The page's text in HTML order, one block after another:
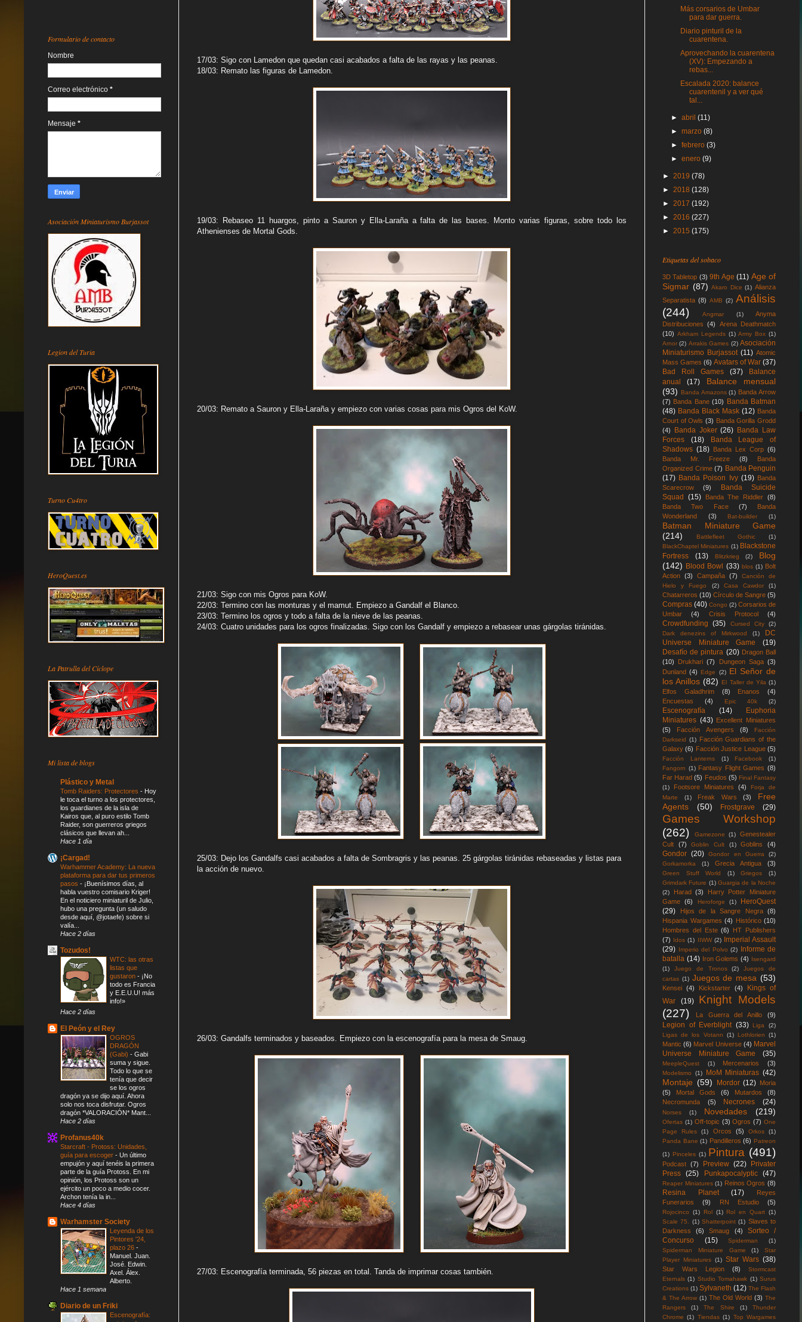
17/03: Sigo con Lamedon que quedan casi acabados a falta de las rayas y las peanas.
18/03: Remato las figuras de Lamedon.
19/03: Rebaseo 11 huargos, pinto a Sauron y Ella-Laraña a falta de las bases. Monto varias figuras, sobre todo los
Athenienses de Mortal Gods.
20/03: Remato a Sauron y Ella-Laraña y empiezo con varias cosas para mis Ogros del KoW.
21/03: Sigo con mis Ogros para KoW.
22/03: Termino con las monturas y el mamut. Empiezo a Gandalf el Blanco.
23/03: Termino los ogros y todo a falta de la nieve de las peanas.
24/03: Cuatro unidades para los ogros finalizadas. Sigo con los Gandalf y empiezo a rebasear unas gárgolas tiránidas.
25/03: Dejo los Gandalfs casi acabados a falta de Sombragris y las peanas. 25 gárgolas tiránidas rebaseadas y listas para
la acción de nuevo.
26/03: Gandalfs terminados y baseados. Empiezo con la escenografía para la mesa de Smaug.
27/03: Escenografía terminada, 56 piezas en total. Tanda de imprimar cosas también.
Formulario de contacto
Nombre
Correo electrónico *
Mensaje *
Asociación Miniaturismo Burjassot
Legion del Turia
Turno Cu4tro
HeroQuest.es
La Patrulla del Cíclope
Mi lista de blogs
Plástico y Metal
Tomb Raiders: Protectores - Hoy
le toca el turno a los protectores,
los guardianes de la isla de
Kairos que, al puro estilo Tomb
Raider, son guerreros griegos
clásicos que llevan ah...
Hace 1 día
¡Cargad!
Warhammer Academy: La nueva
plataforma para dar tus primeros
pasos - ¡Buenísimos días, al
habla vuestro comisario Kriger!
En el noticiero miniaturil de Julio,
hubo una pregunta (un saludo
desde aquí, @jotaefe) sobre si
valía...
Hace 2 días
Tozudos!
WTC: las otras
listas que
gustaron - ¡No
todo es Francia
y E.E.U.U! más
info!»
Hace 2 días
El Peón y el Rey
OGROS
DRAGÓN
(Gabi) - Gabi
suma y sigue.
Todo lo que se
tenía que decir
se los ogros
dragón ya se dijo aquí. Ahora
solo nos toca disfrutar. Ogros
dragón *VALORACIÓN* Mant...
Hace 2 días
Profanus40k
Starcraft - Protoss: Unidades,
guía para escoger - Un último
empujón y aquí tenéis la primera
parte de la guía Protoss. En mi
opinión, los Protoss son un
ejército un poco a medio cocer.
Archon tenía la in...
Hace 4 días
Warhamster Society
Leyenda de los
Pintores '24,
plazo 26 -
Manuel. Juan.
José. Edwin.
Axel. Álex.
Alberto.
Hace 1 semana
Diario de un Friki
Escenografía:
Más corsarios de Umbar
para dar guerra.
Diario pinturil de la
cuarentena.
Aprovechando la cuarentena
(XV): Empezando a
rebas...
Escalada 2020: balance
cuarentenil y a ver qué
tal...
►abril(11)
►marzo(8)
►febrero(3)
►enero(9)
► 2019 (78)
► 2018 (128)
► 2017 (192)
► 2016 (227)
► 2015 (175)
Etiquetas del sobaco
3D Tabletop (3) 9th Age (11) Age of
Sigmar (87) Akaro Dice (1) Alianza
Separatista (8) AMB (2) Análisis
(244)
Angmar (1)
Anyma
Distribuciones
(4)
Arena Deathmatch
(10) Arkham Legends (1) Army Box (1)
Arnor (2) Arrakis Games (2) Asociación
Miniaturismo Burjassot (11) Atomic
Mass Games (6) Avatars of War (37)
Bad Roll Games
(37)
Balance
anual
(17)
Balance mensual
(93)
Banda Amazons (1) Banda Arrow
(7) Banda Bane (10)
Banda Batman
(48) Banda Black Mask (12) Banda
Court of Owls (3) Banda Gorilla Grodd
(4)
Banda Joker (26) Banda Law
Forces
(18)
Banda League of
Shadows (18) Banda Lex Corp (6)
Banda Mr. Freeze
(8)
Banda
Organized Crime (7) Banda Penguin
(17) Banda Poison Ivy (19) Banda
Scarecrow
(9)
Banda Suicide
Squad
(15) Banda The Riddler (8)
Banda Two Face
(7)
Banda
Wonderland
(3) Bat-builder (1)
Batman Miniature Game
(214)
Battlefleet Gothic
(1)
BlackChaptel Miniatures (1) Blackstone
Fortress
(13) Blitzkrieg (2)
Blog
(142) Blood Bowl (33) blos (1) Bolt
Action (3) Campaña (7)
Canción de
Hielo y Fuego
(2) Casa Cawdor (1)
Chatarreros (10) Círculo de Sangre (5)
Compras (40) Congo (2) Corsarios de
Umbar
(4) Crisis Protocol (4)
Crowdfunding (35) Cursed City
(2)
Dark denezins of Mirkwood
(1)
DC
Universe Miniature Game
(19)
Desafío de pintura (20) Dragon Ball
(10)
Drukhari (7) Dungeon Saga (3)
Dunland (4) Edge (2) El Señor de
los Anillos (82) El Taller de Yila (1)
Elfos Galadhrim (8) Enanos
(4)
Encuestas
(4) Epic 40k (2)
Escenografía (14)
Euphoria
Miniatures (43) Excellent Miniatures
(5)
Facción Avengers (8)
Facción
Darkseid (1) Facción Guardians of the
Galaxy (6) Facción Justice League (5)
Facción Lanterns (1) Facebook
(1)
Fangorn (1) Fantasy Flight Games (8)
Far Harad (5) Feudos (5) Final Fantasy
(1)
Footsore Miniatures (4)
Forja de
Marte
(1) Freak Wars (3)
Free
Agents
(50) Frostgrave (29)
Games Workshop
(262)
Gamezone (1)
Genestealer
Cult
(7) Goblin Cult (1) Goblins (4)
Gondor (20) Gondor en Guerra
(2)
Gorkamorka
(1) Grecia Antigua (3)
Green Stuff World (1) Griegos
(1)
Grimdark Future (1) Guargia de la Noche
(2)
Harad (3)
Harry Potter Miniature
Game
(6) Heroforge (1)
HeroQuest
(29)
Hijos de la Sangre Negra
(8)
Hispania Wargames (4) Histórico (10)
Hombres del Este (6)
HT Publishers
(7) Idos (1) IIWW (2)
Imperial Assault
(29) Imperio del Polvo (2)
Informe de
batalla (14) Iron Golems (4) Isengard
(1)
Juego de Tronos (2)
Juegos de
cartas (1) Juegos de mesa (53)
Kensei (4) Kickstarter (4)
Kings of
War
(19)
Knight Models
(227)
La Guerra del Anillo (9)
Legion of Everblight (33) Liga
(2)
Ligas de los Votann
(1) Lothlorien (1)
Mantic (6) Marvel Universe (4) Marvel
Universe Miniature Game
(35)
MeepleQuest (1) Mercenarios (3)
Modelismo (1) MoM Miniaturas (42)
Montaje (59) Mordor (12) Moria
(5)
Mortal Gods (6) Mutardos
(8)
Necromunda
(5) Necrones (24)
Norses (1) Novedades (219)
Ofertas (1) Off-topic (3) Ogros (7) One
Page Rules
(1) Orcos (5) Orkos
(1)
Panda Bane (1) Pandilleros (6) Patreon
(1) Pinceles (1) Pintura (491)
Podcast (7) Preview (22)
Privater
Press (25) Punkapocalyptic (47)
Reaper Miniatures (1) Reinos Ogros (8)
Resina Planet (17)
Reyes
Funerarios
(9) RN Estudio (5)
Rojocinco (1) Rol (1) Rol en Quart (1)
Scale 75.
(1) Shatterpoint (1) Slaves to
Darkness
(6) Smaug (4)
Sorteo /
Concurso
(15) Spiderman
(1)
Spiderman Miniature Game
(1)
Star
Player Miniatures (1) Star Wars (38)
Star Wars Legion (8)
Stormcast
Eternals (1) Studio Tomahawk (1) Surus
Creations (1) Sylvaneth (12) The Flash
& The Arrow (1) The Old World (3) The
Rangers
(1) The Shire (1)
Thunder
Chrome (1) Tiendas (1) Top Wargames